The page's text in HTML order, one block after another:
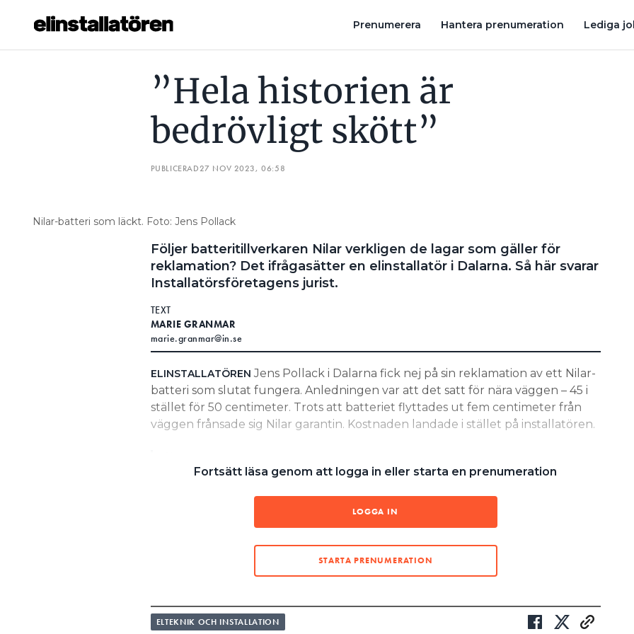
Prenumerera Hantera prenumeration Lediga
Hantera prenumeration
”Hela historien är
bedrövligt skött”
PUBLICERAD27 NOV 2023, 06:58
Nilar-batteri som läckt. Foto: Jens Pollack
Följer batteritillverkaren Nilar verkligen de lagar som gäller för
reklamation? Det ifrågasätter en elinstallatör i Dalarna. Så här svarar
Installatörsföretagens jurist.
TEXT
MARIE GRANMAR
marie.granmar@in.se
ELINSTALLATÖREN Jens Pollack i Dalarna fick nej på sin reklamation av ett Nilar-
batteri som slutat fungera. Anledningen var att det satt för nära väggen – 45 i
stället för 50 centimeter. Trots att batteriet flyttades ut fem centimeter från
väggen frånsade sig Nilar garantin. Kostnaden landade i stället på installatören.
på Ferroamps erbjudande säger sig Nilar erbjuda nya
batterimoduler, men tidigast om åtta månader. Det är
inte en acceptabel väntetid, och för så lång tid borde
någon form av ersättning ges.”
”VI VERKAR INTE HA NÅGRA RÄTTIGHETER ALLS”
Fortsätt läsa genom att logga in eller starta en prenumeration
LOGGA IN
STARTA PRENUMERATION
ELTEKNIK OCH INSTALLATION
”HELA HISTORIEN ÄR BEDRÖVLIGT SKÖTT” ”VI VERKAR INTE HA NÅGRA RÄTTIGHETER ALLS” ”VEM SKA TA ANSVAR